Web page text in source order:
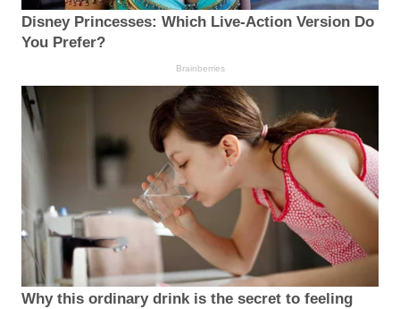
Disney Princesses: Which Live-Action Version Do
You Prefer?
Brainberries
Why this ordinary drink is the secret to feeling